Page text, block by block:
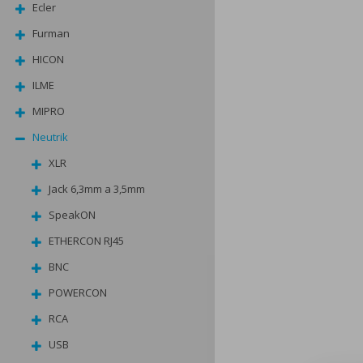
Ecler
Furman
HICON
ILME
MIPRO
Neutrik
XLR
Jack 6,3mm a 3,5mm
SpeakON
ETHERCON RJ45
BNC
POWERCON
RCA
USB